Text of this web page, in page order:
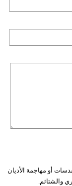
أو مهاجمة الأديان
والشتائم.